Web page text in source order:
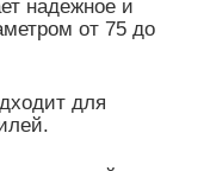
надежное и
от 75 до
для